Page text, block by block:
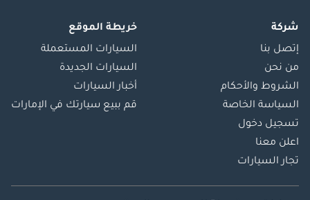
شركة
إتصل بنا
من نحن
الشروط والأحكام
السياسة الخاصة
تسجيل دخول
اعلن معنا
تجار السيارات
خريطة الموقع
السيارات المستعملة
السيارات الجديدة
أخبار السيارات
قم ببيع سيارتك في الإمارات